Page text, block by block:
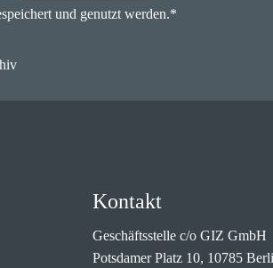
und genutzt werden.*
Kontakt
Geschäftsstelle c/o GIZ GmbH
Potsdamer Platz 10, 10785